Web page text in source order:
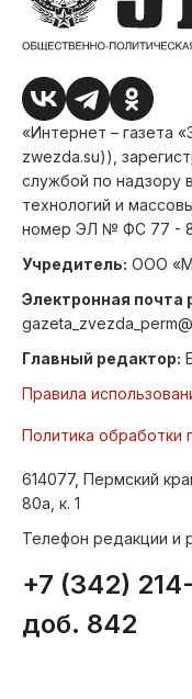
«Интернет – газета
zwezda.su)),
службой по надзору
технологий и
номер ЭЛ № ФС 77 -
Учредитель: ООО
Электронная почта
Главный редактор:
Правила
Политика обработки
614077, Пермский
80а, к. 1
Телефон редакции и
+7 (342)
доб. 842